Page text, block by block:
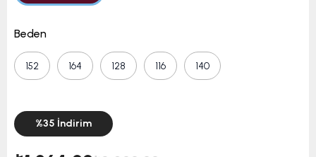
Beden
152 164 128 116 140
%35 İndirim